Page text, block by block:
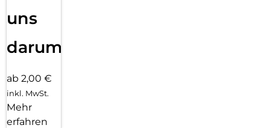
uns
darum!
ab 2,00 €
inkl. MwSt.
Mehr
erfahren